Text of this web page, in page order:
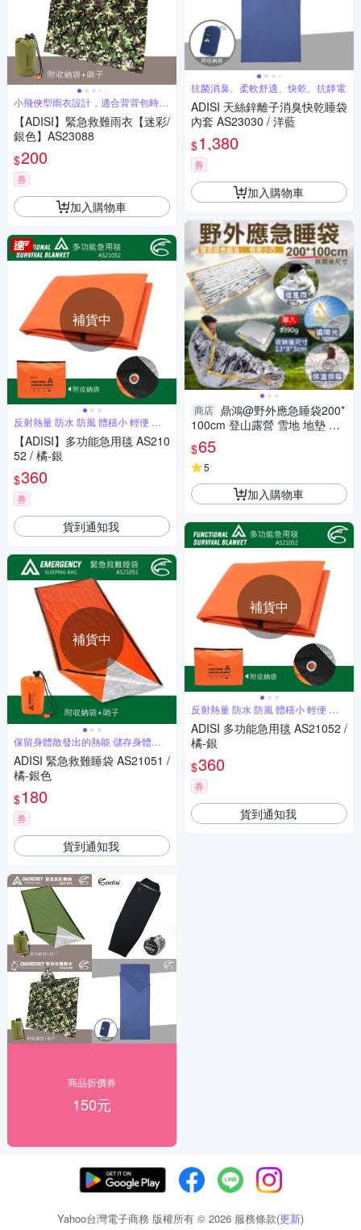
小飛俠型雨衣設計，適合背背包時使
用
【ADISI】緊急救難雨衣【迷彩/
銀色】AS23088
$200
券
加入購物車
補貨中
反射熱量 防水 防風 體積小 輕便 耐
用
【ADISI】多功能急用毯 AS210
52 / 橘-銀
$360
券
貨到通知我
補貨中
保留身體散發出的熱能 儲存身體上
的溫度
ADISI 緊急救難睡袋 AS21051 /
橘-銀色
$180
券
貨到通知我
商品折價券
150元
抗菌消臭、柔軟舒適、快乾、抗靜電
ADISI 天絲鋅離子消臭快乾睡袋
內套 AS23030 / 洋藍
$1,380
券
加入購物車
商店 鼎鴻@野外應急睡袋200*
100cm 登山露營 雪地 地墊 防
水 防寒 保溫 太空毯 野外求生
保暖 防曬毯
$65
5
加入購物車
補貨中
反射熱量 防水 防風 體積小 輕便 耐
用
ADISI 多功能急用毯 AS21052 /
橘-銀
$360
券
貨到通知我
Yahoo台灣電子商務 版權所有 © 2026 服務條款(更新)